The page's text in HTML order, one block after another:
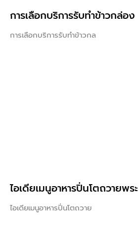
การเลือกบริการรับทำข้าวกล่อง
การเลือกบริการรับทำข้าวกล
ไอเดียเมนูอาหารปิ่นโตถวายพระ
ไอเดียเมนูอาหารปิ่นโตถวาย